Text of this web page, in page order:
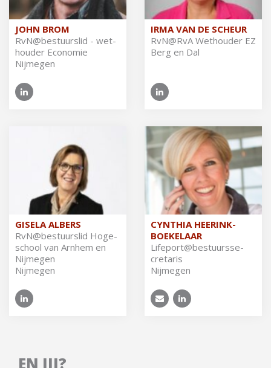
JOHN BROM
RvN@​bestuurslid - wet­
hou­der Eco­no­mie
Nijmegen
IRMA VAN DE SCHEUR
RvN@​RvA Wet­hou­der EZ
Berg en Dal
GISELA ALBERS
RvN@​bestuurslid Ho­ge­
school van Arn­hem en
Nij­me­gen
Nijmegen
CYNTHIA HEERINK-
BOEKELAAR
Li­fe­port@be­stuurs­se­
cre­ta­ris
Nijmegen
EN JIJ?